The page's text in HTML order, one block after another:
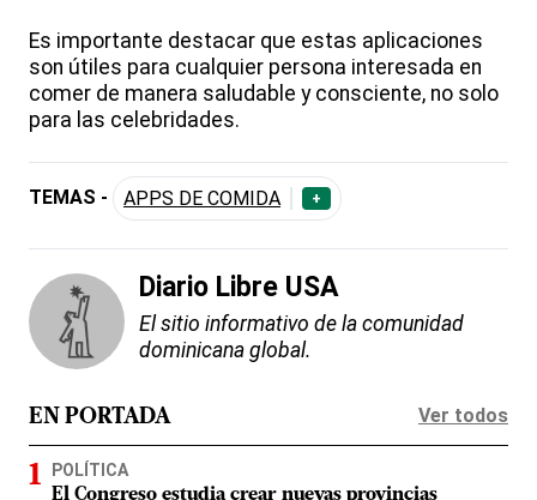
Es importante destacar que estas aplicaciones
son útiles para cualquier persona interesada en
comer de manera saludable y consciente, no solo
para las celebridades.
TEMAS - APPS DE COMIDA +
Diario Libre USA
El sitio informativo de la comunidad
dominicana global.
EN PORTADA Ver todos
POLÍTICA
El Congreso estudia crear nuevas provincias